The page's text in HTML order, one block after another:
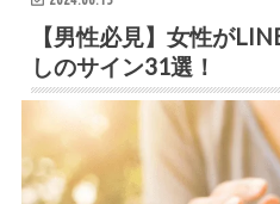
【男性必見】女性が
しのサイン31選！